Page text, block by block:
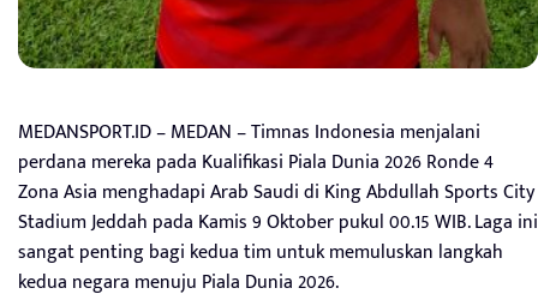
MEDANSPORT.ID – MEDAN – Timnas Indonesia menjalani
perdana mereka pada Kualifikasi Piala Dunia 2026 Ronde 4
Zona Asia menghadapi Arab Saudi di King Abdullah Sports City
Stadium Jeddah pada Kamis 9 Oktober pukul 00.15 WIB. Laga ini
sangat penting bagi kedua tim untuk memuluskan langkah
kedua negara menuju Piala Dunia 2026.